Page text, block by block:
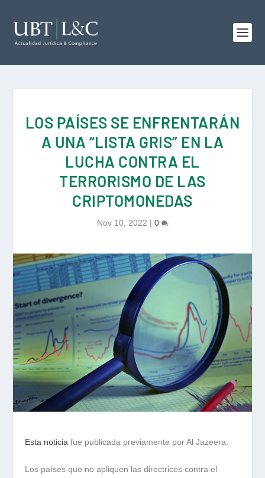
LOS PAÍSES SE ENFRENTARÁN
A UNA “LISTA GRIS” EN LA
LUCHA CONTRA EL
TERRORISMO DE LAS
CRIPTOMONEDAS
Nov 10, 2022 | 0
Esta noticia fue publicada previamente por Al Jazeera.
Los países que no apliquen las directrices contra el